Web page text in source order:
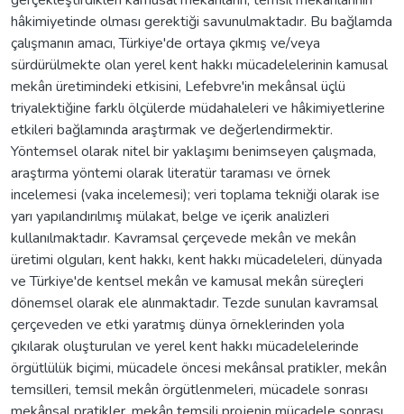
hâkimiyetinde olması gerektiği savunulmaktadır. Bu bağlamda
çalışmanın amacı, Türkiye'de ortaya çıkmış ve/veya
sürdürülmekte olan yerel kent hakkı mücadelelerinin kamusal
mekân üretimindeki etkisini, Lefebvre'in mekânsal üçlü
triyalektiğine farklı ölçülerde müdahaleleri ve hâkimiyetlerine
etkileri bağlamında araştırmak ve değerlendirmektir.
Yöntemsel olarak nitel bir yaklaşımı benimseyen çalışmada,
araştırma yöntemi olarak literatür taraması ve örnek
incelemesi (vaka incelemesi); veri toplama tekniği olarak ise
yarı yapılandırılmış mülakat, belge ve içerik analizleri
kullanılmaktadır. Kavramsal çerçevede mekân ve mekân
üretimi olguları, kent hakkı, kent hakkı mücadeleleri, dünyada
ve Türkiye'de kentsel mekân ve kamusal mekân süreçleri
dönemsel olarak ele alınmaktadır. Tezde sunulan kavramsal
çerçeveden ve etki yaratmış dünya örneklerinden yola
çıkılarak oluşturulan ve yerel kent hakkı mücadelelerinde
örgütlülük biçimi, mücadele öncesi mekânsal pratikler, mekân
temsilleri, temsil mekân örgütlenmeleri, mücadele sonrası